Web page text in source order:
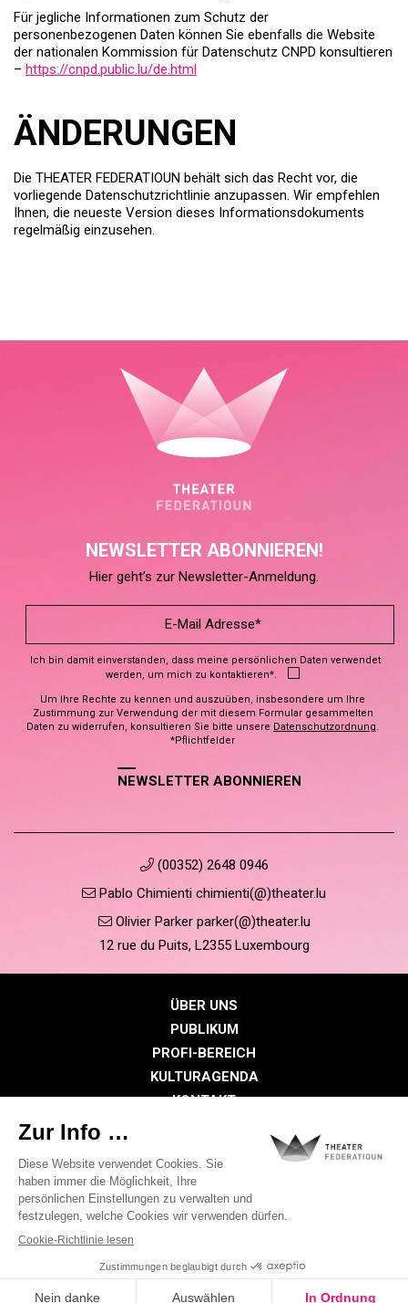
Für jegliche Informationen zum Schutz der
personenbezogenen Daten können Sie ebenfalls die Website
der nationalen Kommission für Datenschutz CNPD konsultieren
– https://cnpd.public.lu/de.html
ÄNDERUNGEN
Die THEATER FEDERATIOUN behält sich das Recht vor, die
vorliegende Datenschutzrichtlinie anzupassen. Wir empfehlen
Ihnen, die neueste Version dieses Informationsdokuments
regelmäßig einzusehen.
NEWSLETTER ABONNIEREN!
Hier geht’s zur Newsletter-Anmeldung.
Ich bin damit einverstanden, dass meine persönlichen Daten verwendet
werden, um mich zu kontaktieren*.
Um Ihre Rechte zu kennen und auszuüben, insbesondere um Ihre
Zustimmung zur Verwendung der mit diesem Formular gesammelten
Daten zu widerrufen, konsultieren Sie bitte unsere Datenschutzordnung.
*Pflichtfelder
NEWSLETTER ABONNIEREN
(00352) 2648 0946
Pablo Chimienti chimienti(@)theater.lu
Olivier Parker parker(@)theater.lu
12 rue du Puits, L2355 Luxembourg
ÜBER UNS
PUBLIKUM
PROFI-BEREICH
KULTURAGENDA
KONTAKT
MITGLIEDERBEREICH
Datenschutzrichtlinie
Cookie-Richtlinien
Visual identity by
Digitalised by